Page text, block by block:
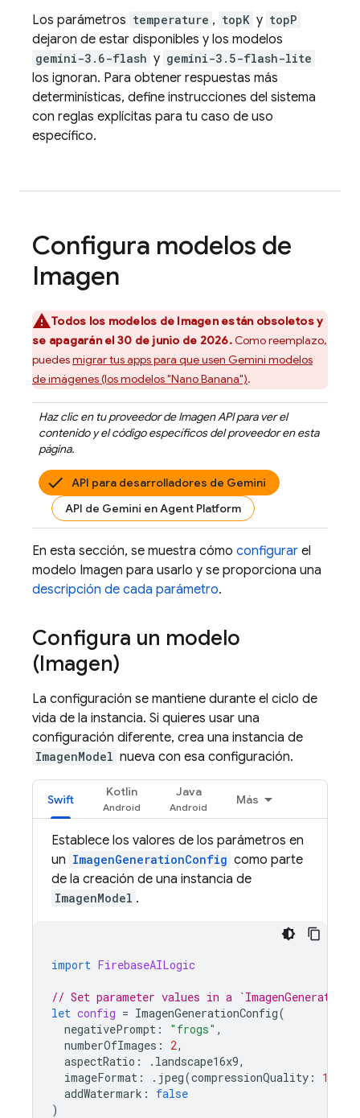
Los parámetros temperature , topK y topP
dejaron de estar disponibles y los modelos
gemini-3.6-flash y gemini-3.5-flash-lite
los ignoran. Para obtener respuestas más
determinísticas, define instrucciones del sistema
con reglas explícitas para tu caso de uso
específico.
Configura modelos de
Imagen
Todos los modelos de Imagenestán obsoletos y
se apagarán el 30 de junio de 2026.Como reemplazo,
puedesmigrar tus apps para que usen Gemini modelos
de imágenes (los modelos "Nano Banana").
Haz clic en tu proveedor deImagen APIpara ver el
contenido y el código específicos del proveedor en esta
página.
API para desarrolladores de Gemini
API de Gemini en Agent Platform
En esta sección, se muestra cómo configurar el
modelo Imagen para usarlo y se proporciona una
descripción de cada parámetro.
Configura un modelo
(Imagen)
La configuración se mantiene durante el ciclo de
vida de la instancia. Si quieres usar una
configuración diferente, crea una instancia de
ImagenModel nueva con esa configuración.
Swift
Kotlin Java
Más
Establece los valores de los parámetros en
un ImagenGenerationConfig como parte
de la creación de una instancia de
ImagenModel .
import FirebaseAILogic
// Set parameter values in a
let config = ImagenGenerationConfig(
negativePrompt : "frogs" ,
numberOfImages : 2,
aspectRatio : . landscape16x9,
imageFormat : . jpeg(compressionQuality : 100
addWatermark :
false
)